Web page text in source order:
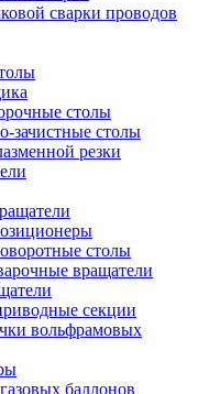
сварки проводов
столы
зачистные столы
резки
столы
вращатели
секции
вольфрамовых
баллонов